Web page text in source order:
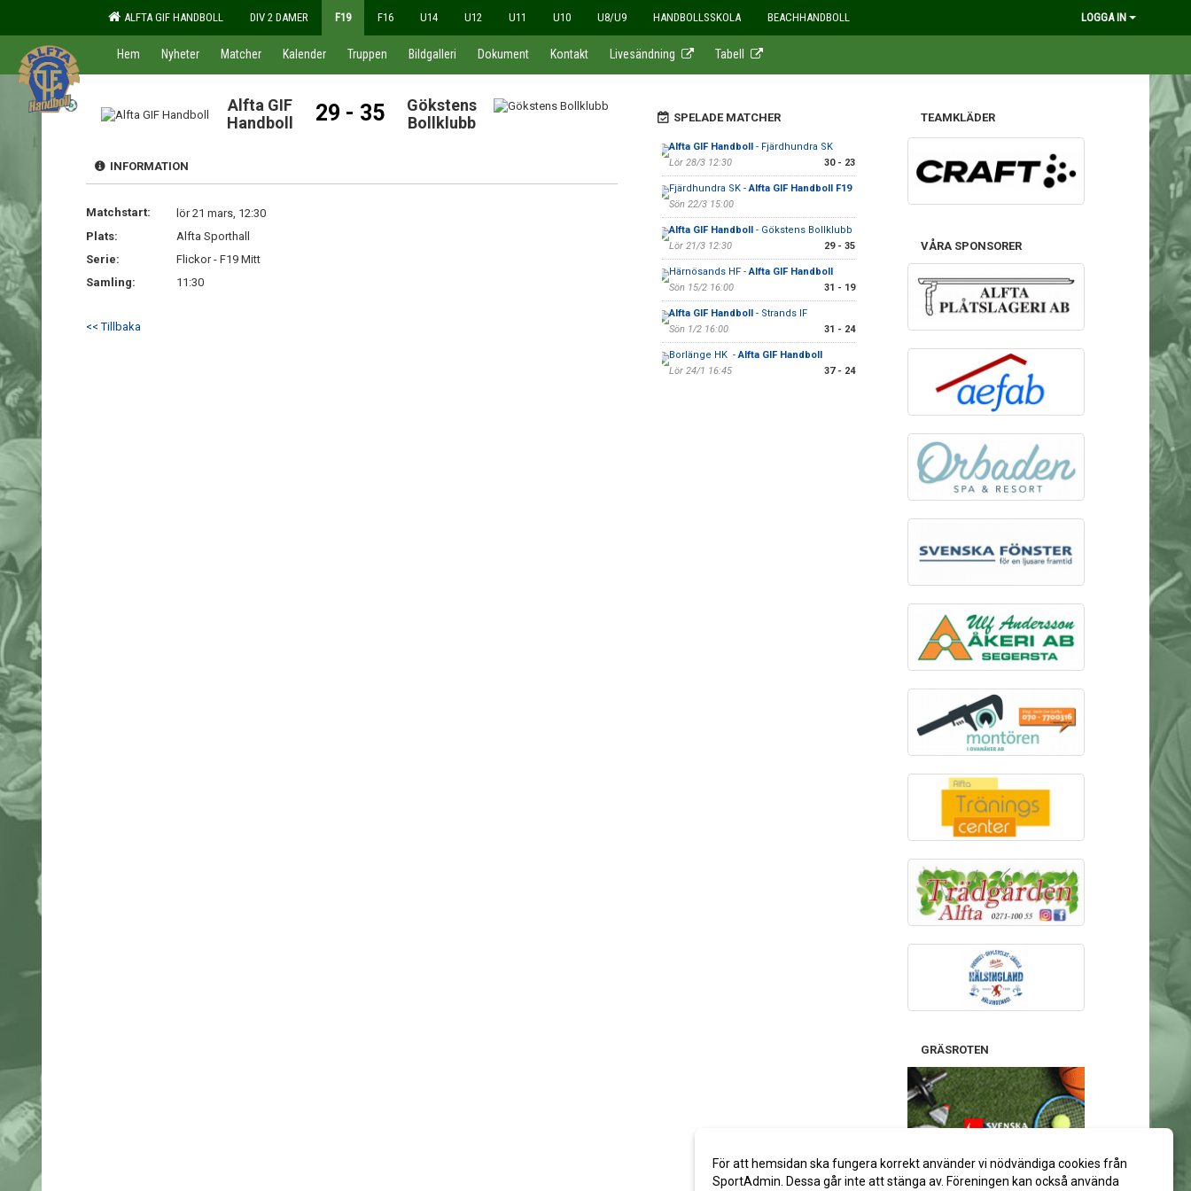
ALFTA GIF HANDBOLL DIV 2 DAMER F19 F16 U14 U12 U11 U10 U8/U9 HANDBOLLSSKOLA BEACHHANDBOLL LOGGA IN
Hem Nyheter Matcher Kalender Truppen Bildgalleri Dokument Kontakt Livesändning Tabell
Alfta GIF
Handboll
29 - 35
Gökstens
Bollklubb
INFORMATION
Matchstart:
lör 21 mars, 12:30
Plats:
Alfta Sporthall
Serie:
Flickor - F19 Mitt
Samling:
11:30
<< Tillbaka
SPELADE MATCHER
Alfta GIF Handboll- Fjärdhundra SK
Lör 28/3 12:30
30 - 23
Fjärdhundra SK -Alfta GIF Handboll F19
Sön 22/3 15:00
Alfta GIF Handboll- Gökstens Bollklubb
Lör 21/3 12:30
29 - 35
Härnösands HF -Alfta GIF Handboll
Sön 15/2 16:00
31 - 19
Alfta GIF Handboll- Strands IF
Sön 1/2 16:00
31 - 24
Borlänge HK -Alfta GIF Handboll
Lör 24/1 16:45
37 - 24
TEAMKLÄDER
VÅRA SPONSORER
GRÄSROTEN
Stötta gärna Alfta GIF Handboll
via ditt spelkort på Svenska Spel:
För att hemsidan ska fungera korrekt använder vi nödvändiga cookies från
SportAdmin. Dessa går inte att stänga av. Föreningen kan också använda